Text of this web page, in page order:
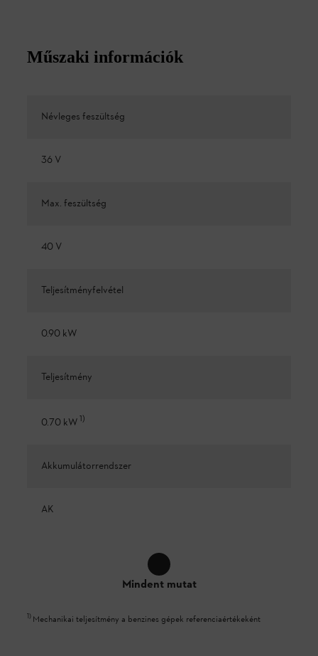
Műszaki információk
Névleges feszültség
36 V
Max. feszültség
40 V
Teljesítményfelvétel
0.90 kW
Teljesítmény
0.70 kW1)
Akkumulátorrendszer
AK
Mindent mutat
1) Mechanikai teljesítmény a benzines gépek referenciaértékeként